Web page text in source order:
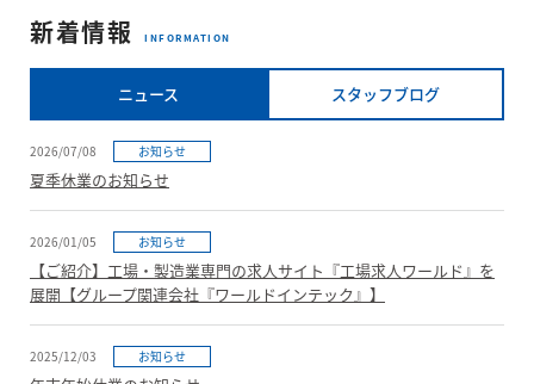
新着情報 INFORMATION
ニュース スタッフブログ
2026/07/08 お知らせ
夏季休業のお知らせ
2026/01/05 お知らせ
【ご紹介】工場・製造業専門の求人サイト『工場求人ワールド』を
展開【グループ関連会社『ワールドインテック』】
2025/12/03 お知らせ